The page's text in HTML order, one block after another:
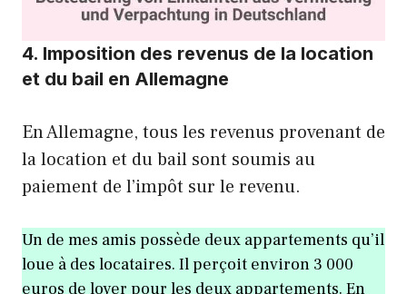
4. Imposition des revenus de la location
et du bail en Allemagne
En Allemagne, tous les revenus provenant de
la location et du bail sont soumis au
paiement de l’impôt sur le revenu.
Un de mes amis possède deux appartements qu’il
loue à des locataires. Il perçoit environ 3 000
euros de loyer pour les deux appartements. En